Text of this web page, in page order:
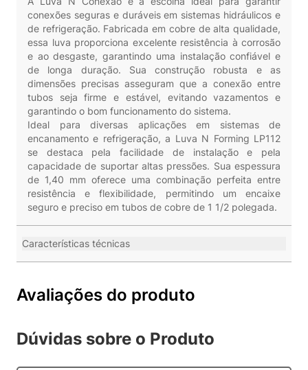
conexões seguras e duráveis em sistemas hidráulicos e
de refrigeração. Fabricada em cobre de alta qualidade,
essa luva proporciona excelente resistência à corrosão
e ao desgaste, garantindo uma instalação confiável e
de longa duração. Sua construção robusta e as
dimensões precisas asseguram que a conexão entre
tubos seja firme e estável, evitando vazamentos e
garantindo o bom funcionamento do sistema.
Ideal para diversas aplicações em sistemas de
encanamento e refrigeração, a Luva N Forming LP112
se destaca pela facilidade de instalação e pela
capacidade de suportar altas pressões. Sua espessura
de 1,40 mm oferece uma combinação perfeita entre
resistência e flexibilidade, permitindo um encaixe
seguro e preciso em tubos de cobre de 1 1/2 polegada.
Características técnicas
Avaliações do produto
Dúvidas sobre o Produto